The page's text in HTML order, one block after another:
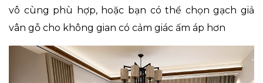
vô cùng phù hợp, hoặc bạn có thể chọn gạch giả
vân gỗ cho không gian có cảm giác ấm áp hơn